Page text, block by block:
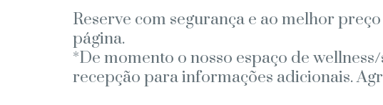
Reserve com segurança e ao melhor
página.
*De momento o nosso espaço de
recepção para informações adicionais.